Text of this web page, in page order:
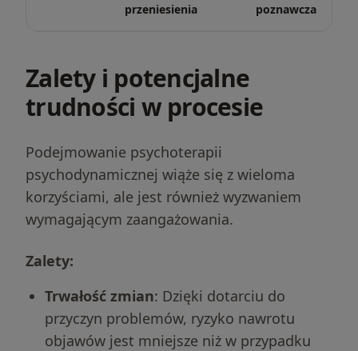
przeniesienia
poznawcza
Zalety i potencjalne
trudności w procesie
Podejmowanie psychoterapii
psychodynamicznej wiąże się z wieloma
korzyściami, ale jest również wyzwaniem
wymagającym zaangażowania.
Zalety:
Trwałość zmian: Dzięki dotarciu do
przyczyn problemów, ryzyko nawrotu
objawów jest mniejsze niż w przypadku